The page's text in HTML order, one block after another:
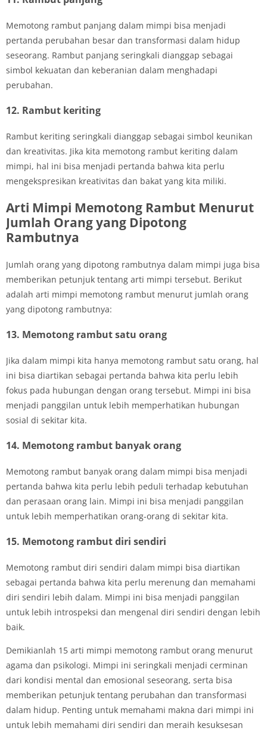
Memotong rambut panjang dalam mimpi bisa menjadi
pertanda perubahan besar dan transformasi dalam hidup
seseorang. Rambut panjang seringkali dianggap sebagai
simbol kekuatan dan keberanian dalam menghadapi
perubahan.
12. Rambut keriting
Rambut keriting seringkali dianggap sebagai simbol keunikan
dan kreativitas. Jika kita memotong rambut keriting dalam
mimpi, hal ini bisa menjadi pertanda bahwa kita perlu
mengekspresikan kreativitas dan bakat yang kita miliki.
Arti Mimpi Memotong Rambut Menurut
Jumlah Orang yang Dipotong
Rambutnya
Jumlah orang yang dipotong rambutnya dalam mimpi juga bisa
memberikan petunjuk tentang arti mimpi tersebut. Berikut
adalah arti mimpi memotong rambut menurut jumlah orang
yang dipotong rambutnya:
13. Memotong rambut satu orang
Jika dalam mimpi kita hanya memotong rambut satu orang, hal
ini bisa diartikan sebagai pertanda bahwa kita perlu lebih
fokus pada hubungan dengan orang tersebut. Mimpi ini bisa
menjadi panggilan untuk lebih memperhatikan hubungan
sosial di sekitar kita.
14. Memotong rambut banyak orang
Memotong rambut banyak orang dalam mimpi bisa menjadi
pertanda bahwa kita perlu lebih peduli terhadap kebutuhan
dan perasaan orang lain. Mimpi ini bisa menjadi panggilan
untuk lebih memperhatikan orang-orang di sekitar kita.
15. Memotong rambut diri sendiri
Memotong rambut diri sendiri dalam mimpi bisa diartikan
sebagai pertanda bahwa kita perlu merenung dan memahami
diri sendiri lebih dalam. Mimpi ini bisa menjadi panggilan
untuk lebih introspeksi dan mengenal diri sendiri dengan lebih
baik.
Demikianlah 15 arti mimpi memotong rambut orang menurut
agama dan psikologi. Mimpi ini seringkali menjadi cerminan
dari kondisi mental dan emosional seseorang, serta bisa
memberikan petunjuk tentang perubahan dan transformasi
dalam hidup. Penting untuk memahami makna dari mimpi ini
untuk lebih memahami diri sendiri dan meraih kesuksesan